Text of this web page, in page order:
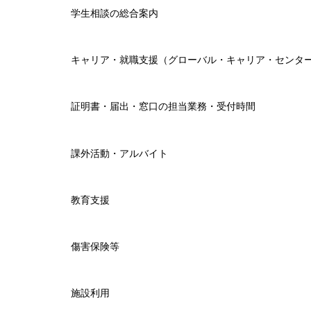
学生相談の総合案内
キャリア・就職支援（グローバル・キャリア・センタ
証明書・届出・窓口の担当業務・受付時間
課外活動・アルバイト
教育支援
傷害保険等
施設利用